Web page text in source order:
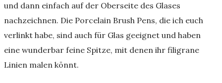
und dann einfach auf der Oberseite des Glases
nachzeichnen. Die Porcelain Brush Pens, die ich euch
verlinkt habe, sind auch für Glas geeignet und haben
eine wunderbar feine Spitze, mit denen ihr filigrane
Linien malen könnt.